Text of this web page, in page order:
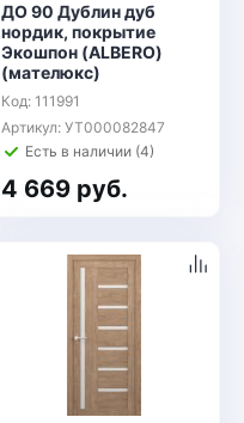
ДО 90 Дублин дуб
нордик, покрытие
Экошпон (ALBERO)
(мателюкс)
Код: 111991
Артикул: УТ000082847
Есть в наличии (4)
4 669 руб.